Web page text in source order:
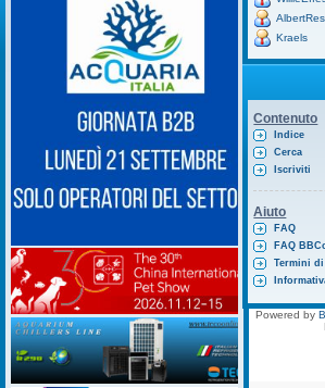
AlbertRes
Kraels
Contenuto
Indice
Cerca
Iscriviti
Aiuto
FAQ
FAQ
Termini
Powered by